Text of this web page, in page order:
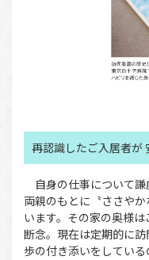
再認識したご入居者が
自身の仕事について謙
両親のもとに〝ささや
います。その家の奥様
断念。現在は定期的に
歩の付き添いをしている